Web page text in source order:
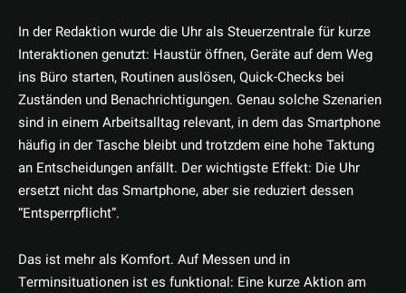
In der Redaktion wurde die Uhr als Steuerzentrale für kurze
Interaktionen genutzt: Haustür öffnen, Geräte auf dem Weg
ins Büro starten, Routinen auslösen, Quick-Checks bei
Zuständen und Benachrichtigungen. Genau solche Szenarien
sind in einem Arbeitsalltag relevant, in dem das Smartphone
häufig in der Tasche bleibt und trotzdem eine hohe Taktung
an Entscheidungen anfällt. Der wichtigste Effekt: Die Uhr
ersetzt nicht das Smartphone, aber sie reduziert dessen
“Entsperrpflicht”.
Das ist mehr als Komfort. Auf Messen und in
Terminsituationen ist es funktional: Eine kurze Aktion am